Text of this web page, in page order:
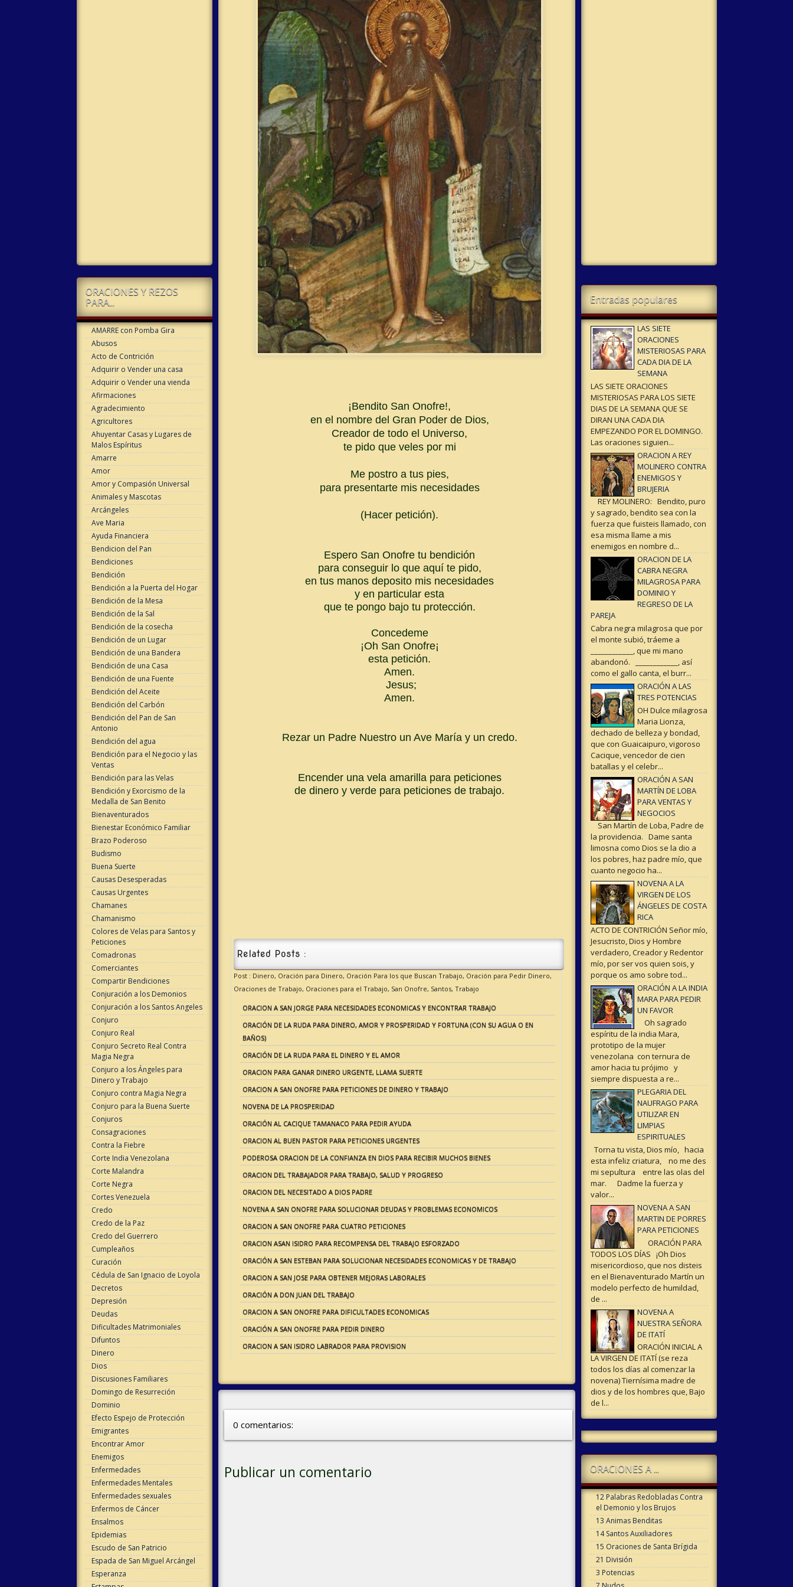
ORACIONES Y REZOS
PARA...
AMARRE con Pomba Gira
Abusos
Acto de Contrición
Adquirir o Vender una casa
Adquirir o Vender una vienda
Afirmaciones
Agradecimiento
Agricultores
Ahuyentar Casas y Lugares de
Malos Espíritus
Amarre
Amor
Amor y Compasión Universal
Animales y Mascotas
Arcángeles
Ave Maria
Ayuda Financiera
Bendicion del Pan
Bendiciones
Bendición
Bendición a la Puerta del Hogar
Bendición de la Mesa
Bendición de la Sal
Bendición de la cosecha
Bendición de un Lugar
Bendición de una Bandera
Bendición de una Casa
Bendición de una Fuente
Bendición del Aceite
Bendición del Carbón
Bendición del Pan de San
Antonio
Bendición del agua
Bendición para el Negocio y las
Ventas
Bendición para las Velas
Bendición y Exorcismo de la
Medalla de San Benito
Bienaventurados
Bienestar Económico Familiar
Brazo Poderoso
Budismo
Buena Suerte
Causas Desesperadas
Causas Urgentes
Chamanes
Chamanismo
Colores de Velas para Santos y
Peticiones
Comadronas
Comerciantes
Compartir Bendiciones
Conjuración a los Demonios
Conjuración a los Santos Angeles
Conjuro
Conjuro Real
Conjuro Secreto Real Contra
Magia Negra
Conjuro a los Ángeles para
Dinero y Trabajo
Conjuro contra Magia Negra
Conjuro para la Buena Suerte
Conjuros
Consagraciones
Contra la Fiebre
Corte India Venezolana
Corte Malandra
Corte Negra
Cortes Venezuela
Credo
Credo de la Paz
Credo del Guerrero
Cumpleaños
Curación
Cédula de San Ignacio de Loyola
Decretos
Depresión
Deudas
Dificultades Matrimoniales
Difuntos
Dinero
Dios
Discusiones Familiares
Domingo de Resurreción
Dominio
Efecto Espejo de Protección
Emigrantes
Encontrar Amor
Enemigos
Enfermedades
Enfermedades Mentales
Enfermedades sexuales
Enfermos de Cáncer
Ensalmos
Epidemias
Escudo de San Patricio
Espada de San Miguel Arcángel
Esperanza
¡Bendito San Onofre!,
en el nombre del Gran Poder de Dios,
Creador de todo el Universo,
te pido que veles por mi
Me postro a tus pies,
para presentarte mis necesidades
(Hacer petición).
Espero San Onofre tu bendición
para conseguir lo que aquí te pido,
en tus manos deposito mis necesidades
y en particular esta
que te pongo bajo tu protección.
Concedeme
¡Oh San Onofre¡
esta petición.
Amen.
Jesus;
Amen.
Rezar un Padre Nuestro un Ave María y un credo.
Encender una vela amarilla para peticiones
de dinero y verde para peticiones de trabajo.
Related Posts :
Post : Dinero, Oración para Dinero, Oración Para los que Buscan Trabajo, Oración para Pedir Dinero,
Oraciones de Trabajo, Oraciones para el Trabajo, San Onofre, Santos, Trabajo
ORACION A SAN JORGE PARA NECESIDADES ECONOMICAS Y ENCONTRAR TRABAJO
ORACIÓN DE LA RUDA PARA DINERO, AMOR Y PROSPERIDAD Y FORTUNA (CON SU AGUA O EN
BAÑOS)
ORACIÓN DE LA RUDA PARA EL DINERO Y EL AMOR
ORACION PARA GANAR DINERO URGENTE, LLAMA SUERTE
ORACION A SAN ONOFRE PARA PETICIONES DE DINERO Y TRABAJO
NOVENA DE LA PROSPERIDAD
ORACIÓN AL CACIQUE TAMANACO PARA PEDIR AYUDA
ORACION AL BUEN PASTOR PARA PETICIONES URGENTES
PODEROSA ORACION DE LA CONFIANZA EN DIOS PARA RECIBIR MUCHOS BIENES
ORACION DEL TRABAJADOR PARA TRABAJO, SALUD Y PROGRESO
ORACION DEL NECESITADO A DIOS PADRE
NOVENA A SAN ONOFRE PARA SOLUCIONAR DEUDAS Y PROBLEMAS ECONOMICOS
ORACION A SAN ONOFRE PARA CUATRO PETICIONES
ORACION ASAN ISIDRO PARA RECOMPENSA DEL TRABAJO ESFORZADO
ORACIÓN A SAN ESTEBAN PARA SOLUCIONAR NECESIDADES ECONOMICAS Y DE TRABAJO
ORACION A SAN JOSE PARA OBTENER MEJORAS LABORALES
ORACIÓN A DON JUAN DEL TRABAJO
ORACION A SAN ONOFRE PARA DIFICULTADES ECONOMICAS
ORACIÓN A SAN ONOFRE PARA PEDIR DINERO
ORACION A SAN ISIDRO LABRADOR PARA PROVISION
0 comentarios:
Publicar un comentario
Entradas populares
LAS SIETE
ORACIONES
MISTERIOSAS PARA
CADA DIA DE LA
SEMANA
LAS SIETE ORACIONES
MISTERIOSAS PARA LOS SIETE
DIAS DE LA SEMANA QUE SE
DIRAN UNA CADA DIA
EMPEZANDO POR EL DOMINGO.
Las oraciones siguien...
ORACION A REY
MOLINERO CONTRA
ENEMIGOS Y
BRUJERIA
REY MOLINERO: Bendito, puro
y sagrado, bendito sea con la
fuerza que fuisteis llamado, con
esa misma llame a mis
enemigos en nombre d...
ORACION DE LA
CABRA NEGRA
MILAGROSA PARA
DOMINIO Y
REGRESO DE LA
PAREJA
Cabra negra milagrosa que por
el monte subió, tráeme a
____________, que mi mano
abandonó. ____________, así
como el gallo canta, el burr...
ORACIÓN A LAS
TRES POTENCIAS
OH Dulce milagrosa
Maria Lionza,
dechado de belleza y bondad,
que con Guaicaipuro, vigoroso
Cacique, vencedor de cien
batallas y el celebr...
ORACIÓN A SAN
MARTÍN DE LOBA
PARA VENTAS Y
NEGOCIOS
San Martín de Loba, Padre de
la providencia. Dame santa
limosna como Dios se la dio a
los pobres, haz padre mío, que
cuanto negocio ha...
NOVENA A LA
VIRGEN DE LOS
ÁNGELES DE COSTA
RICA
ACTO DE CONTRICIÓN Señor mío,
Jesucristo, Dios y Hombre
verdadero, Creador y Redentor
mío, por ser vos quien sois, y
porque os amo sobre tod...
ORACIÓN A LA INDIA
MARA PARA PEDIR
UN FAVOR
Oh sagrado
espíritu de la india Mara,
prototipo de la mujer
venezolana con ternura de
amor hacia tu prójimo y
siempre dispuesta a re...
PLEGARIA DEL
NAUFRAGO PARA
UTILIZAR EN
LIMPIAS
ESPIRITUALES
Torna tu vista, Dios mío, hacia
esta infeliz criatura, no me des
mi sepultura entre las olas del
mar. Dadme la fuerza y
valor...
NOVENA A SAN
MARTIN DE PORRES
PARA PETICIONES
ORACIÓN PARA
TODOS LOS DÍAS ¡Oh Dios
misericordioso, que nos disteis
en el Bienaventurado Martín un
modelo perfecto de humildad,
de ...
NOVENA A
NUESTRA SEÑORA
DE ITATÍ
ORACIÓN INICIAL A
LA VIRGEN DE ITATÍ (se reza
todos los días al comenzar la
novena) Tiernísima madre de
dios y de los hombres que, Bajo
de l...
ORACIONES A ...
12 Palabras Redobladas Contra
el Demonio y los Brujos
13 Animas Benditas
14 Santos Auxiliadores
15 Oraciones de Santa Brígida
21 División
3 Potencias